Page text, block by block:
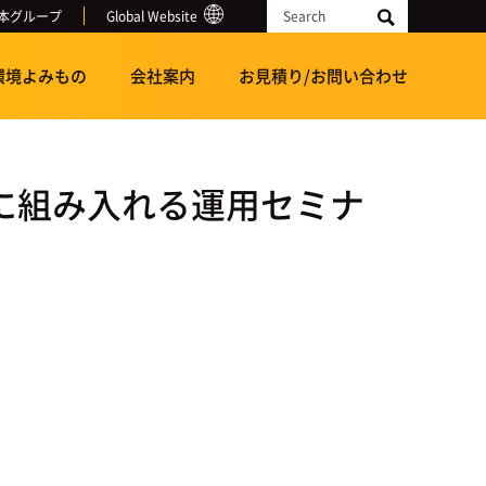
グループ Global Website Search
境よみもの 会社案内 お見積り/お問い合わせ
み入れる運用セミナ